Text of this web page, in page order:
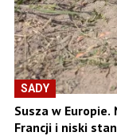
SADY
Susza w
Francji i niski